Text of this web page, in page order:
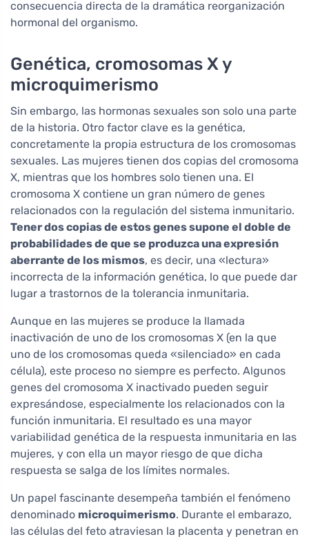
consecuencia directa de la dramática reorganización
hormonal del organismo.
Genética, cromosomas X y
microquimerismo
Sin embargo, las hormonas sexuales son solo una parte
de la historia. Otro factor clave es la genética,
concretamente la propia estructura de los cromosomas
sexuales. Las mujeres tienen dos copias del cromosoma
X, mientras que los hombres solo tienen una. El
cromosoma X contiene un gran número de genes
relacionados con la regulación del sistema inmunitario.
Tener dos copias de estos genes supone el doble de
probabilidades de que se produzca una expresión
aberrante de los mismos, es decir, una «lectura»
incorrecta de la información genética, lo que puede dar
lugar a trastornos de la tolerancia inmunitaria.
Aunque en las mujeres se produce la llamada
inactivación de uno de los cromosomas X (en la que
uno de los cromosomas queda «silenciado» en cada
célula), este proceso no siempre es perfecto. Algunos
genes del cromosoma X inactivado pueden seguir
expresándose, especialmente los relacionados con la
función inmunitaria. El resultado es una mayor
variabilidad genética de la respuesta inmunitaria en las
mujeres, y con ella un mayor riesgo de que dicha
respuesta se salga de los límites normales.
Un papel fascinante desempeña también el fenómeno
denominado microquimerismo. Durante el embarazo,
las células del feto atraviesan la placenta y penetran en